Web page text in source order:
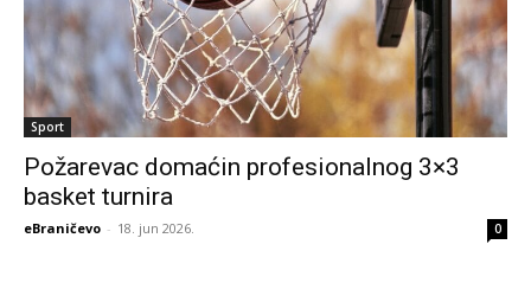
Sport
Požarevac domaćin profesionalnog 3×3
basket turnira
eBraničevo - 18. jun 2026. 0